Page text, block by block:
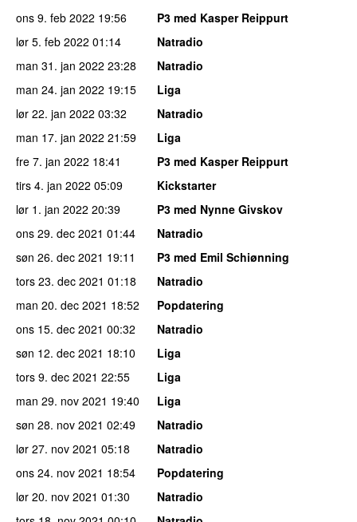
ons 9. feb 2022 19:56
P3 med Kasper Reippurt
lør 5. feb 2022 01:14
Natradio
man 31. jan 2022 23:28
Natradio
man 24. jan 2022 19:15
Liga
lør 22. jan 2022 03:32
Natradio
man 17. jan 2022 21:59
Liga
fre 7. jan 2022 18:41
P3 med Kasper Reippurt
tirs 4. jan 2022 05:09
Kickstarter
lør 1. jan 2022 20:39
P3 med Nynne Givskov
ons 29. dec 2021 01:44
Natradio
søn 26. dec 2021 19:11
P3 med Emil Schiønning
tors 23. dec 2021 01:18
Natradio
man 20. dec 2021 18:52
Popdatering
ons 15. dec 2021 00:32
Natradio
søn 12. dec 2021 18:10
Liga
tors 9. dec 2021 22:55
Liga
man 29. nov 2021 19:40
Liga
søn 28. nov 2021 02:49
Natradio
lør 27. nov 2021 05:18
Natradio
ons 24. nov 2021 18:54
Popdatering
lør 20. nov 2021 01:30
Natradio